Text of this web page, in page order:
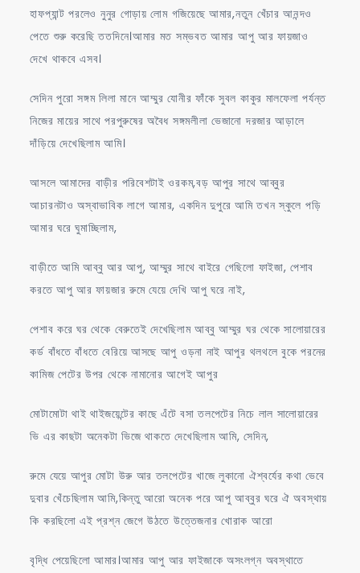
হাফপ্যান্ট পরলেও নুনুর গোড়ায় লোম গজিয়েছে আমার,নতুন খেঁচার আনন্দও
পেতে শুরু করেছি ততদিনে।আমার মত সম্ভবত আমার আপু আর ফায়জাও
দেখে থাকবে এসব।
সেদিন পুরো সঙ্গম লিলা মানে আম্মুর যোনীর ফাঁকে সুবল কাকুর মালফেলা পর্যন্ত
নিজের মায়ের সাথে পরপুরুষের অবৈধ সঙ্গমলীলা ভেজানো দরজার আড়ালে
দাঁড়িয়ে দেখেছিলাম আমি।
আসলে আমাদের বাড়ীর পরিবেশটাই ওরকম,বড় আপুর সাথে আব্বুর
আচারনটাও অস্বাভাবিক লাগে আমার, একদিন দুপুরে আমি তখন স্কুলে পড়ি
আমার ঘরে ঘুমাচ্ছিলাম,
বাড়ীতে আমি আব্বু আর আপু, আম্মুর সাথে বাইরে গেছিলো ফাইজা, পেশাব
করতে আপু আর ফায়জার রুমে যেয়ে দেখি আপু ঘরে নাই,
পেশাব করে ঘর থেকে বেরুতেই দেখেছিলাম আব্বু আম্মুর ঘর থেকে সালোয়ারের
কর্ড বাঁধতে বাঁধতে বেরিয়ে আসছে আপু ওড়না নাই আপুর থলথলে বুকে পরনের
কামিজ পেটের উপর থেকে নামানোর আগেই আপুর
মোটামোটা থাই থাইজয়েন্টের কাছে এঁটে বসা তলপেটের নিচে লাল সালোয়ারের
ভি এর কাছটা অনেকটা ভিজে থাকতে দেখেছিলাম আমি, সেদিন,
রুমে যেয়ে আপুর মোটা উরু আর তলপেটের খাজে লুকানো ঐশ্বর্যের কথা ভেবে
দুবার খেঁচেছিলাম আমি,কিন্তু আরো অনেক পরে আপু আব্বুর ঘরে ঐ অবস্থায়
কি করছিলো এই প্রশ্ন জেগে উঠতে উত্তেজনার খোরাক আরো
বৃদ্ধি পেয়েছিলো আমার।আমার আপু আর ফাইজাকে অসংলগ্ন অবস্থাতে